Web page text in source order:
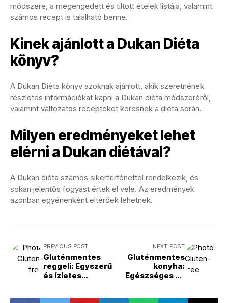
módszere, a megengedett és tiltott ételek listája, valamint
számos recept is található benne.
Kinek ajánlott a Dukan Diéta
könyv?
A Dukan Diéta könyv azoknak ajánlott, akik szeretnének
részletes információkat kapni a Dukan diéta módszeréről,
valamint változatos recepteket keresnek a diéta során.
Milyen eredményeket lehet
elérni a Dukan diétával?
A Dukan diéta számos sikertörténettel rendelkezik, és
sokan jelentős fogyást értek el vele. Az eredmények
azonban egyénenként eltérőek lehetnek.
PREVIOUS POST
Gluténmentes
reggeli: Egyszerű
és ízletes
NEXT POST
Gluténmentes
konyha:
Egészséges és